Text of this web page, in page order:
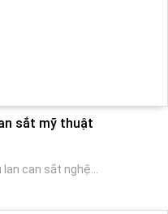
sắt mỹ thuật
can sắt nghệ...